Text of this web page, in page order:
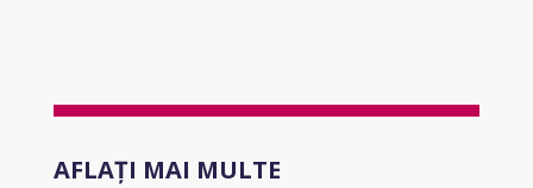
AFLAȚI MAI MULTE